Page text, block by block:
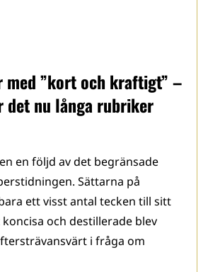
med ”kort och kraftigt” –
det nu långa rubriker
en följd av det begränsade
Sättarna på
ett visst antal tecken till sitt
och destillerade blev
i fråga om